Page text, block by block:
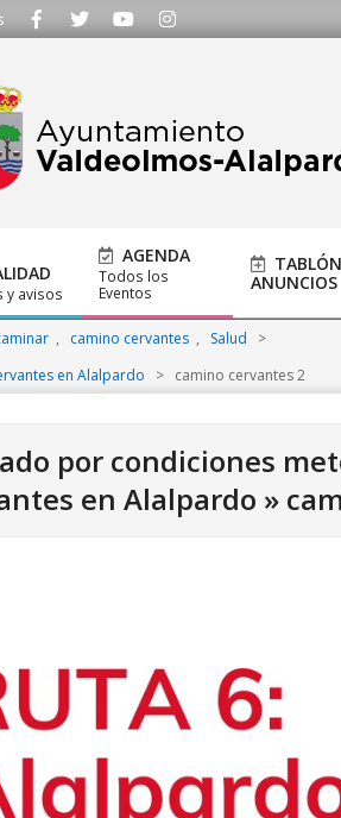
al 91 620 21 53 o escríbenos a
y avisos
AGENDA
Todos los
Eventos
ANUNCIOS
, camino cervantes , Salud
>
en Alalpardo
> camino cervantes 2
por condiciones
en Alalpardo »